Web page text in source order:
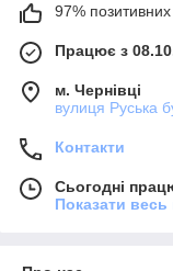
97% позитивних
Працює з
м. Чернівці
вулиця Руська
Контакти
Сьогодні
Показати весь